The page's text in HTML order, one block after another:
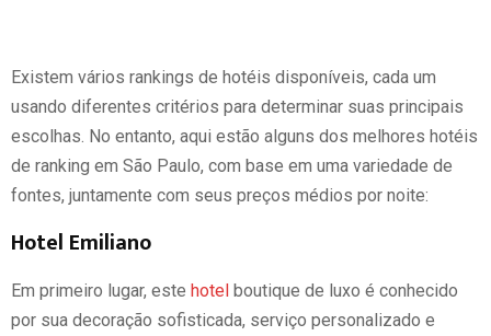
Existem vários rankings de hotéis disponíveis, cada um
usando diferentes critérios para determinar suas principais
escolhas. No entanto, aqui estão alguns dos melhores hotéis
de ranking em São Paulo, com base em uma variedade de
fontes, juntamente com seus preços médios por noite:
Hotel Emiliano
Em primeiro lugar, este hotel boutique de luxo é conhecido
por sua decoração sofisticada, serviço personalizado e